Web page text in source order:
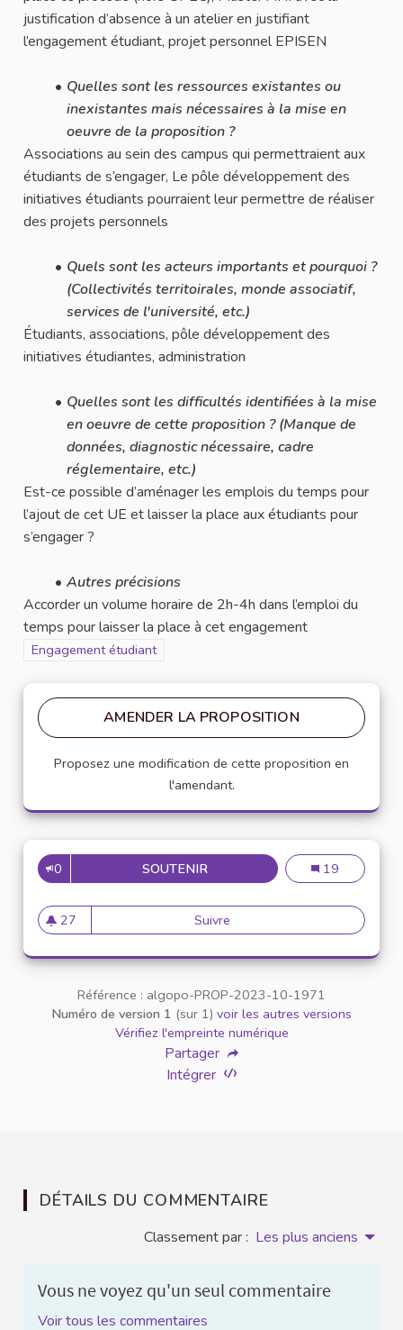
justification d’absence à un atelier en justifiant
l’engagement étudiant, projet personnel EPISEN
Quelles sont les ressources existantes ou
inexistantes mais nécessaires à la mise en
oeuvre de la proposition ?
Associations au sein des campus qui permettraient aux
étudiants de s’engager, Le pôle développement des
initiatives étudiants pourraient leur permettre de réaliser
des projets personnels
Quels sont les acteurs importants et pourquoi ?
(Collectivités territoirales, monde associatif,
services de l'université, etc.)
Étudiants, associations, pôle développement des
initiatives étudiantes, administration
Quelles sont les difficultés identifiées à la mise
en oeuvre de cette proposition ? (Manque de
données, diagnostic nécessaire, cadre
réglementaire, etc.)
Est-ce possible d’aménager les emplois du temps pour
l’ajout de cet UE et laisser la place aux étudiants pour
s’engager ?
Autres précisions
Accorder un volume horaire de 2h-4h dans l’emploi du
temps pour laisser la place à cet engagement
Filtrer les résultats pour le secteur : Engagement étudiant
Engagement étudiant
AMENDER LA PROPOSITION
Proposez une modification de cette proposition en
l'amendant.
0 SOUTENIRMISE EN PLACE D’UNEMise en place
19
27
27 abonnés
Suivre Mise en place d’une
Référence : algopo-PROP-2023-10-1971
Numéro de version 1 (sur 1) voir les autres versions
Vérifiez l'empreinte numérique
Partager
Intégrer
DÉTAILS DU COMMENTAIRE
Classement par : Les plus anciens
Vous ne voyez qu'un seul commentaire
Voir tous les commentaires